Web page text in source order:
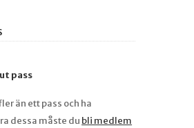
pass
än ett pass och ha
dessa måste du bli medlem